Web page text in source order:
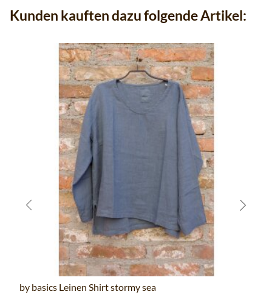
Kunden kauften dazu folgende Artikel:
by basics Leinen Shirt stormy sea